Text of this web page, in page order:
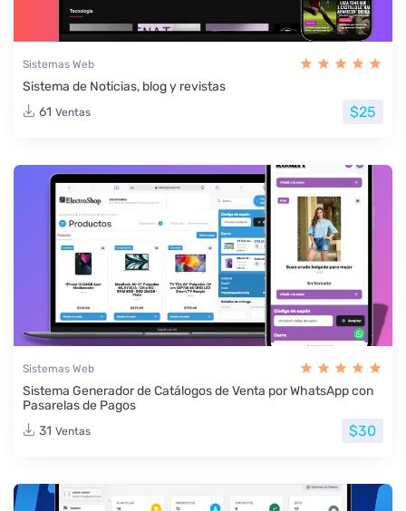
Sistemas Web
Sistema de Noticias, blog y revistas
61 Ventas $25
Sistemas Web
Sistema Generador de Catálogos de Venta por WhatsApp con
Pasarelas de Pagos
31 Ventas $30